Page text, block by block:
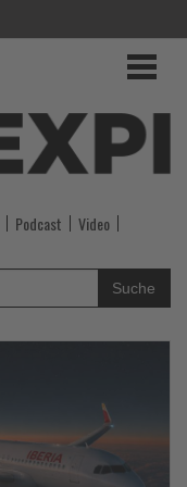
Podcast
Video
Suche
Nachrichten